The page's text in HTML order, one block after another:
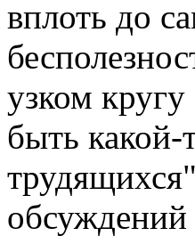
вплоть до
узком
быть какой-